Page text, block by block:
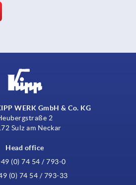
WERK GmbH & Co. KG
2
Sulz am Neckar
Head office
(0) 74 54 / 793-0
(0) 74 54 / 793-33